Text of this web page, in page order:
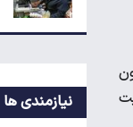
میلیون ریال (۵۵۰ میلیون
نیازمندی ها